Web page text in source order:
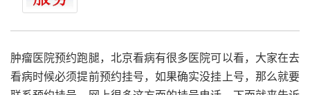
肿瘤医院预约跑腿，北京看病有很多医院可以看，大家在去
看病时候必须提前预约挂号，如果确实没挂上号，那么就要